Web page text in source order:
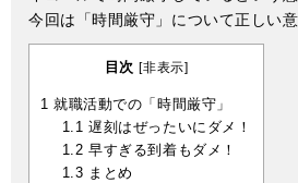
今回は「時間厳守」について正しい
目次 [非表示]
1 就職活動での「時間厳守」
1.1 遅刻はぜったいにダメ！
1.2 早すぎる到着もダメ！
1.3 まとめ